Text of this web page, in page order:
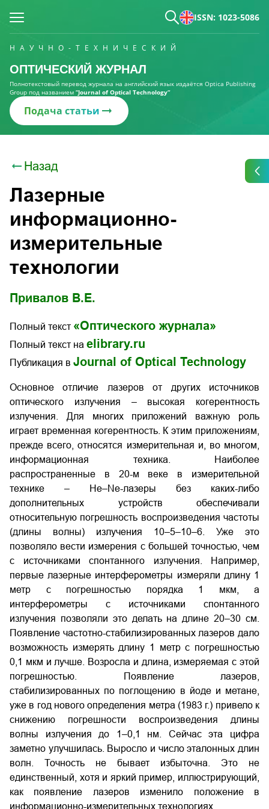
ISSN: 1023-5086
НАУЧНО-ТЕХНИЧЕСКИЙ
ОПТИЧЕСКИЙ ЖУРНАЛ
Полнотекстовый перевод журнала на английский язык издаётся Optica Publishing
Group под названием “Journal of Optical Technology“
Подача статьи
Назад
Лазерные
информационно-
измерительные
технологии
Привалов В.Е.
Полный текст «Оптического журнала»
Полный текст на elibrary.ru
Публикация в Journal of Optical Technology
Основное отличие лазеров от других источников
оптического излучения – высокая когерентность
излучения. Для многих приложений важную роль
играет временная когерентность. К этим приложениям,
прежде всего, относятся измерительная и, во многом,
информационная техника. Наиболее
распространенные в 20-м веке в измерительной
технике – He–Ne-лазеры без каких-либо
дополнительных устройств обеспечивали
относительную погрешность воспроизведения частоты
(длины волны) излучения 10–5–10–6. Уже это
позволяло вести измерения с большей точностью, чем
с источниками спонтанного излучения. Например,
первые лазерные интерферометры измеряли длину 1
метр с погрешностью порядка 1 мкм, а
интерферометры с источниками спонтанного
излучения позволяли это делать на длине 20–30 см.
Появление частотно-стабилизированных лазеров дало
возможность измерять длину 1 метр с погрешностью
0,1 мкм и лучше. Возросла и длина, измеряемая с этой
погрешностью. Появление лазеров,
стабилизированных по поглощению в йоде и метане,
уже в год нового определения метра (1983 г.) привело к
снижению погрешности воспроизведения длины
волны излучения до 1–0,1 нм. Сейчас эта цифра
заметно улучшилась. Выросло и число эталонных длин
волн. Точность не бывает избыточна. Это не
единственный, хотя и яркий пример, иллюстрирующий,
как появление лазеров изменило положение в
информационно-измерительных технологиях.